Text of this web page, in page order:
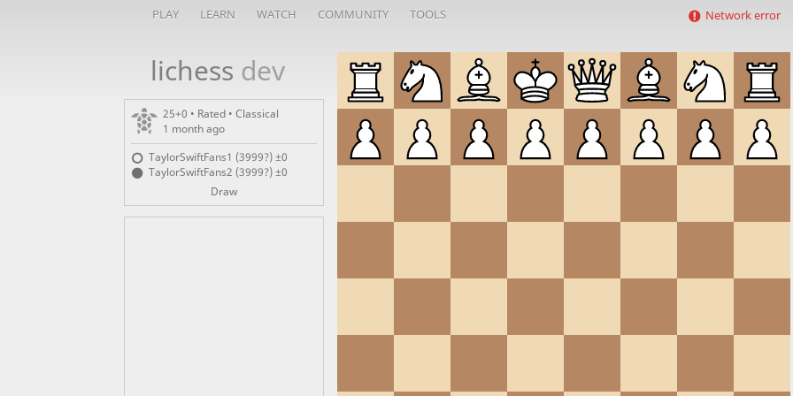
PLAY LEARN WATCH COMMUNITY TOOLS Network error
lichess dev
25+0 • Rated • Classical
1 month ago
TaylorSwiftFans1 (3999?)±0
TaylorSwiftFans2 (3999?)±0
Draw